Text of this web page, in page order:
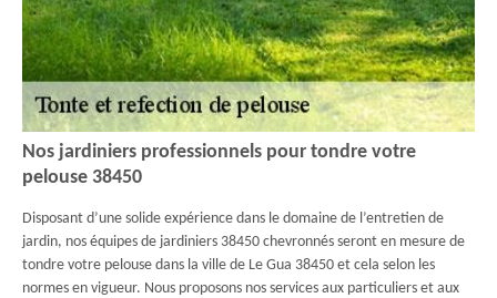
Nos jardiniers professionnels pour tondre votre
pelouse 38450
Disposant d’une solide expérience dans le domaine de l’entretien de
jardin, nos équipes de jardiniers 38450 chevronnés seront en mesure de
tondre votre pelouse dans la ville de Le Gua 38450 et cela selon les
normes en vigueur. Nous proposons nos services aux particuliers et aux